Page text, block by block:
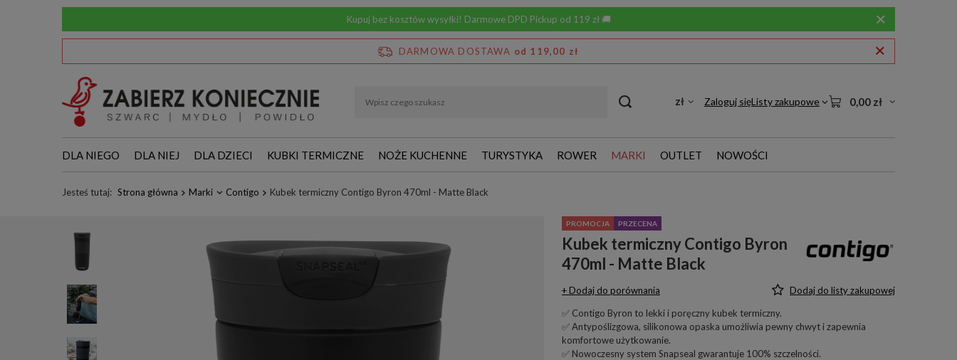
Kupuj bez kosztów wysyłki! Darmowe DPD Pickup od 119 zł 🚚
DARMOWA DOSTAWA od 119,00 zł
zł Zaloguj sięListy zakupowe 0,00 zł
DLA NIEGO DLA NIEJ DLA DZIECI KUBKI TERMICZNE NOŻE KUCHENNE TURYSTYKA ROWER MARKI OUTLET NOWOŚCI
Jesteś tutaj: Strona główna Marki Contigo Kubek termiczny Contigo Byron 470ml - Matte Black
PROMOCJA PRZECENA
Kubek termiczny Contigo Byron
470ml - Matte Black
+ Dodaj do porównania
Dodaj do listy zakupowej
✅ Contigo Byron to lekki i poręczny kubek termiczny.
✅ Antypoślizgowa, silikonowa opaska umożliwia pewny chwyt i zapewnia
komfortowe użytkowanie.
✅ Nowoczesny system Snapseal gwarantuje 100% szczelności.